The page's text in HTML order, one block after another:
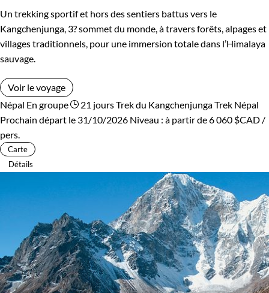
Un trekking sportif et hors des sentiers battus vers le
Kangchenjunga, 3? sommet du monde, à travers forêts, alpages et
villages traditionnels, pour une immersion totale dans l’Himalaya
sauvage.
Voir le voyage
Népal En groupe 21 joursTrek du KangchenjungaTrek Népal
Prochain départ le 31/10/2026 Niveau : à partir de6 060 $CAD /
pers.
Carte
Détails